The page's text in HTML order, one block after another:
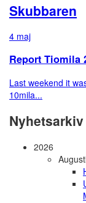
Skubbaren
4 maj
Report Tiomila
Last weekend it
10mila...
Nyhetsarkiv
2026